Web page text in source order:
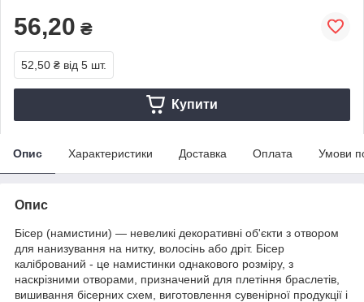
56,20 ₴
52,50 ₴ від 5 шт.
Купити
Опис Характеристики Доставка Оплата Умови
Опис
Бісер (намистини) — невеликі декоративні об'єкти з отвором
для нанизування на нитку, волосінь або дріт. Бісер
калібрований - це намистинки однакового розміру, з
наскрізними отворами, призначений для плетіння браслетів,
вишивання бісерних схем, виготовлення сувенірної продукції і